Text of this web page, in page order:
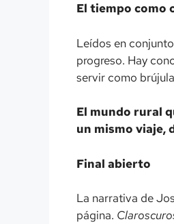
El tiempo como
Leídos en
progreso. Hay
servir como
El mundo rural
un mismo viaje,
Final abierto
La narrativa de
página.